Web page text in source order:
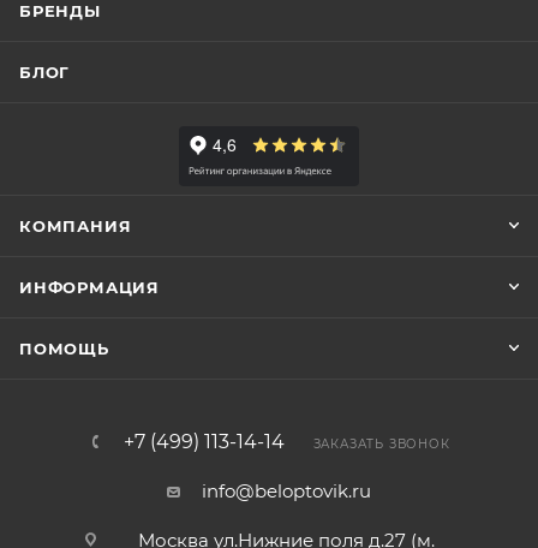
БРЕНДЫ
БЛОГ
КОМПАНИЯ
ИНФОРМАЦИЯ
ПОМОЩЬ
+7 (499) 113-14-14 ЗАКАЗАТЬ ЗВОНОК
info@beloptovik.ru
Москва ул.Нижние поля д.27 (м.